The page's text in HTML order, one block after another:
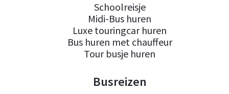
Schoolreisje
Midi-Bus huren
Luxe touringcar huren
Bus huren met chauffeur
Tour busje huren
Busreizen